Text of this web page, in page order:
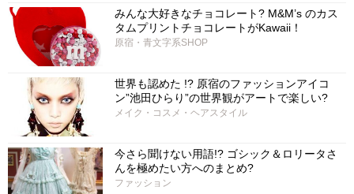
みんな大好きなチョコレート? M&M’s のカス
タムプリントチョコレートがKawaii！
原宿・青文字系SHOP
世界も認めた !? 原宿のファッションアイコ
ン”池田ひらり”の世界観がアートで楽しい?
メイク・コスメ・ヘアスタイル
今さら聞けない用語!? ゴシック＆ロリータさ
んを極めたい方へのまとめ?
ファッション